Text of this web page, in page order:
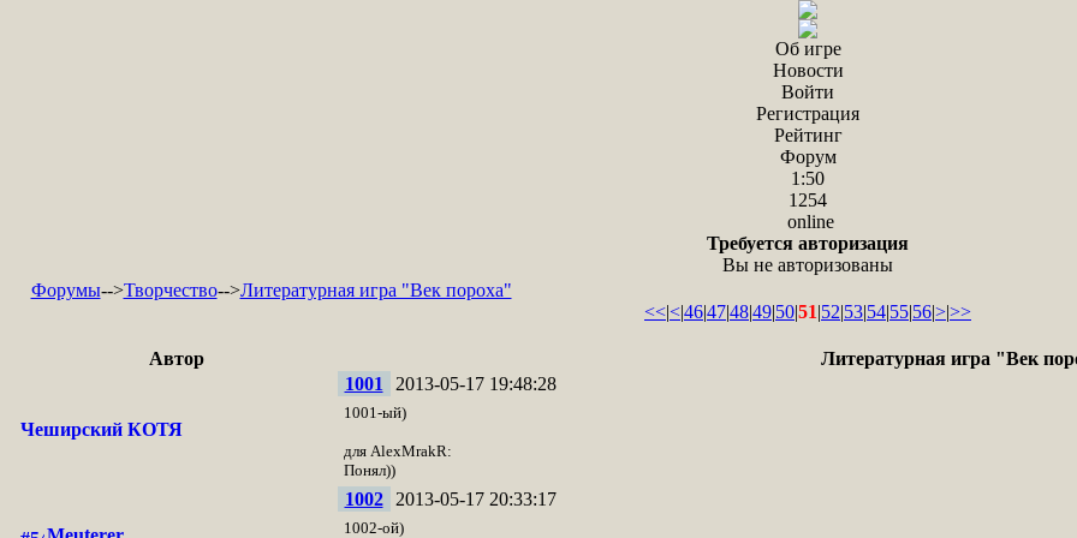
Об игре
Новости
Войти
Регистрация
Рейтинг
Форум
1:50
1254
online
Требуется авторизация
Вы не авторизованы
Форумы-->Творчество-->Литературная игра "Век пороха"
<<|<|46|47|48|49|50|51|52|53|54|55|56|>|>>
Автор Литературная игра "Век
Чеширский КОТЯ
1001 2013-05-17 19:48:28
1001-ый)
для AlexMrakR:
Понял))
1002 2013-05-17 20:33:17
1002-ой)